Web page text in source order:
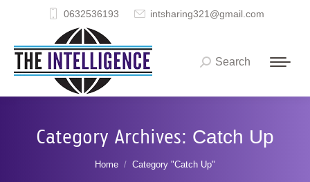
0632536193 intsharing321@gmail.com
Search:
Search
Category Archives: Catch Up
You are here:
Home Category "Catch Up"